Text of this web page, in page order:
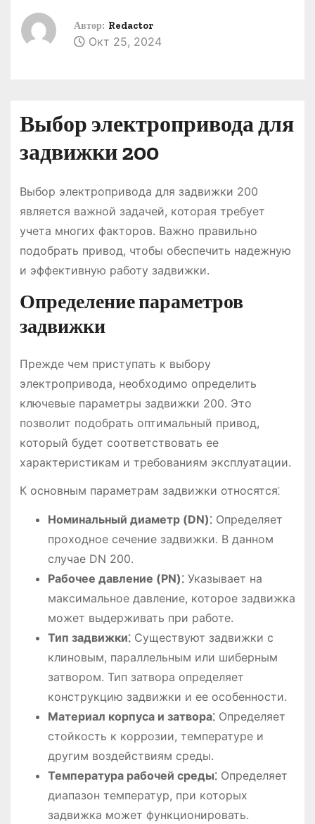
Автор: Redactor
Окт 25, 2024
Выбор электропривода для
задвижки 200
Выбор электропривода для задвижки 200
является важной задачей, которая требует
учета многих факторов. Важно правильно
подобрать привод, чтобы обеспечить надежную
и эффективную работу задвижки.
Определение параметров
задвижки
Прежде чем приступать к выбору
электропривода, необходимо определить
ключевые параметры задвижки 200. Это
позволит подобрать оптимальный привод,
который будет соответствовать ее
характеристикам и требованиям эксплуатации.
К основным параметрам задвижки относятся⁚
Номинальный диаметр (DN)⁚Определяет
проходное сечение задвижки. В данном
случае DN 200.
Рабочее давление (PN)⁚Указывает на
максимальное давление, которое задвижка
может выдерживать при работе.
Тип задвижки⁚Существуют задвижки с
клиновым, параллельным или шиберным
затвором. Тип затвора определяет
конструкцию задвижки и ее особенности.
Материал корпуса и затвора⁚Определяет
стойкость к коррозии, температуре и
другим воздействиям среды.
Температура рабочей среды⁚Определяет
диапазон температур, при которых
задвижка может функционировать.